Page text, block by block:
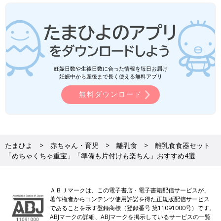
妊娠日数や生後日数に合った情報を毎日お届け
妊娠中から産後まで長く使える無料アプリ
無料ダウンロード
たまひよ 赤ちゃん・育児 離乳食
離乳食食器セット
「めちゃくちゃ重宝」「準備も片付けも楽ちん」おすすめ4選
ＡＢＪマークは、この電子書店・電子書籍配信サービスが、
著作権者からコンテンツ使用許諾を得た正規版配信サービス
であることを示す登録商標（登録番号 第11091000号）です。
ABJマークの詳細、ABJマークを掲示しているサービスの一覧